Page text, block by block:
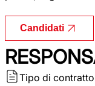
Candidati
Tipo di contratto